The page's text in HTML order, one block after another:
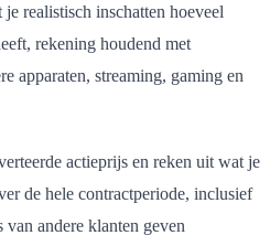
realistisch inschatten hoeveel
rekening houdend met
apparaten, streaming, gaming en
actieprijs en reken uit wat je
de hele contractperiode, inclusief
andere klanten geven